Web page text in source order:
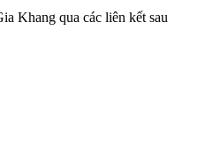
Khang qua các liên kết sau